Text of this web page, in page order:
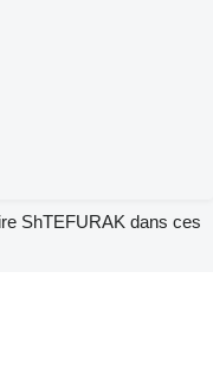
ShTEFURAK dans ces